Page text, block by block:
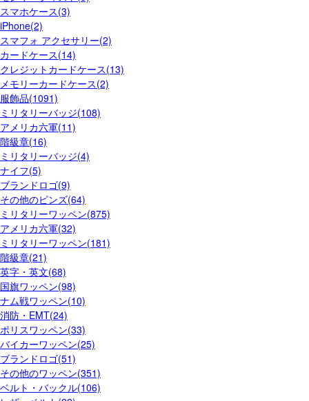
スマホケース(3)
iPhone(2)
スマフォ アクセサリー(2)
カードケース(14)
クレジットカードケース(13)
メモリーカードケース(2)
服飾品(1091)
ミリタリーバッジ(108)
アメリカ六軍(11)
階級章(16)
ミリタリーバッジ(4)
ナイフ(5)
ブランドロゴ(9)
その他のピンズ(64)
ミリタリーワッペン(875)
アメリカ六軍(32)
ミリタリーワッペン(181)
階級章(21)
英字・英文(68)
国旗ワッペン(98)
ナム戦ワッペン(10)
消防・EMT(24)
ポリスワッペン(33)
バイカーワッペン(25)
ブランドロゴ(51)
その他のワッペン(351)
ベルト・バックル(106)